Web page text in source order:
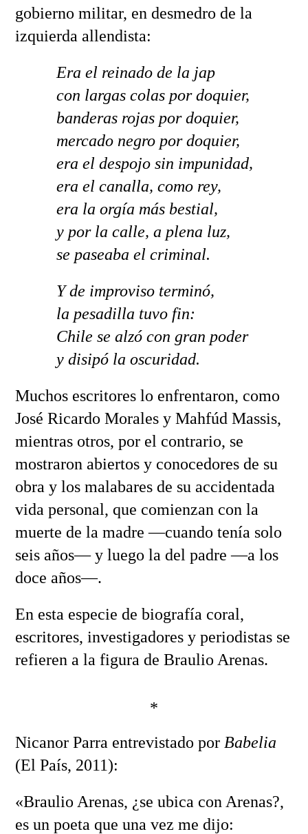
gobierno militar, en desmedro de la
izquierda allendista:
Era el reinado de la jap
con largas colas por doquier,
banderas rojas por doquier,
mercado negro por doquier,
era el despojo sin impunidad,
era el canalla, como rey,
era la orgía más bestial,
y por la calle, a plena luz,
se paseaba el criminal.
Y de improviso terminó,
la pesadilla tuvo fin:
Chile se alzó con gran poder
y disipó la oscuridad.
Muchos escritores lo enfrentaron, como
José Ricardo Morales y Mahfúd Massis,
mientras otros, por el contrario, se
mostraron abiertos y conocedores de su
obra y los malabares de su accidentada
vida personal, que comienzan con la
muerte de la madre —cuando tenía solo
seis años— y luego la del padre —a los
doce años—.
En esta especie de biografía coral,
escritores, investigadores y periodistas se
refieren a la figura de Braulio Arenas.
*
Nicanor Parra entrevistado por Babelia
(El País, 2011):
«Braulio Arenas, ¿se ubica con Arenas?,
es un poeta que una vez me dijo: